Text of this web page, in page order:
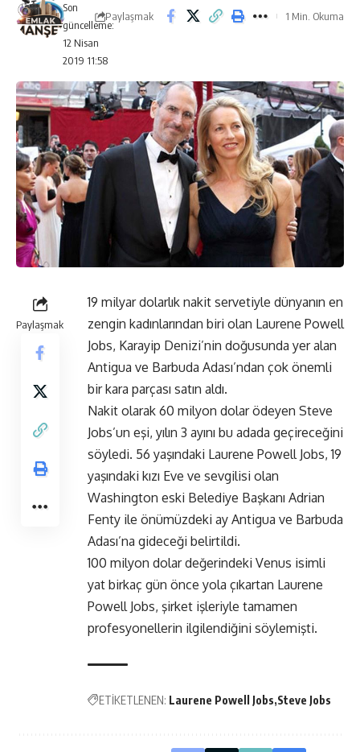
Son
güncelleme:
12 Nisan
2019 11:58
Paylaşmak 1 Min. Okuma
Paylaşmak
19 milyar dolarlık nakit servetiyle dünyanın en
zengin kadınlarından biri olan Laurene Powell
Jobs, Karayip Denizi’nin doğusunda yer alan
Antigua ve Barbuda Adası’ndan çok önemli
bir kara parçası satın aldı.
Nakit olarak 60 milyon dolar ödeyen Steve
Jobs’un eşi, yılın 3 ayını bu adada geçireceğini
söyledi. 56 yaşındaki Laurene Powell Jobs, 19
yaşındaki kızı Eve ve sevgilisi olan
Washington eski Belediye Başkanı Adrian
Fenty ile önümüzdeki ay Antigua ve Barbuda
Adası’na gideceği belirtildi.
100 milyon dolar değerindeki Venus isimli
yat birkaç gün önce yola çıkartan Laurene
Powell Jobs, şirket işleriyle tamamen
profesyonellerin ilgilendiğini söylemişti.
ETİKETLENEN: Laurene Powell Jobs Steve Jobs